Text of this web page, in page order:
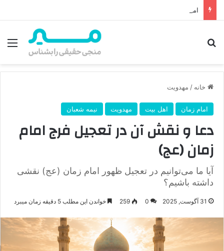
خانه / مهدویت
امام زمان اهل بیت مهدویت نیمه شعبان
دعا و نقش آن در تعجیل فرج امام
زمان (عج)
آیا ما می‌توانیم در تعجیل ظهور امام زمان (عج) نقشی
داشته باشیم؟
31 آگوست, 2025 0
259 خواندن این مطلب 5 دقیقه زمان میبرد